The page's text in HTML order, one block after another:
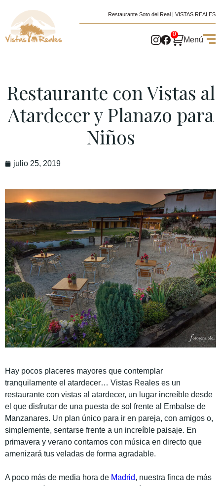
Restaurante Soto del Real | VISTAS REALES
0
Menú
Restaurante con Vistas al
Atardecer y Planazo para
Niños
julio 25, 2019
Hay pocos placeres mayores que contemplar
tranquilamente el atardecer… Vistas Reales es un
restaurante con vistas al atardecer, un lugar increíble desde
el que disfrutar de una puesta de sol frente al Embalse de
Manzanares. Un plan único para ir en pareja, con amigos o,
simplemente, sentarse frente a un increíble paisaje. En
primavera y verano contamos con música en directo que
amenizará tus veladas de forma agradable.
A poco más de media hora de Madrid, nuestra finca de más